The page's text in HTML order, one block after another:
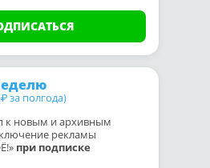
₽ за полгода)
к новым и архивным
рекламы
при подписке